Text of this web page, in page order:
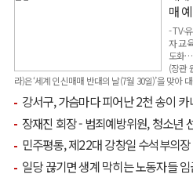
매
- TV·
자 교
도화…
(장관
라)은‘세계 인신매매 반대의 날(7월 30일)’을 맞아
강서구, 가슴마다 피어난 2천 송이 카
장재진 회장 - 범죄예방위원, 청소년
민주평통, 제22대 강창일 수석부의장 취
일당 끊기면 생계 막히는 노동자들 임금